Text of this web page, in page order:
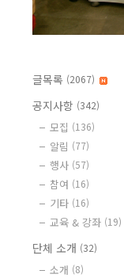
글목록 (2067)
공지사항 (342)
모집 (136)
알림 (77)
행사 (57)
참여 (16)
기타 (16)
교육 & 강좌 (19)
단체 소개 (32)
소개 (8)